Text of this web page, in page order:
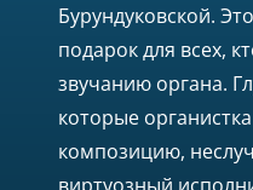
Бурундуковской.
подарок для всех,
звучанию органа.
которые
композицию,